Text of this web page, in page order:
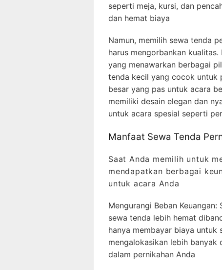
seperti meja, kursi, dan
dan hemat biaya
Namun, memilih sewa tenda
harus mengorbankan
yang menawarkan berbagai
tenda kecil yang cocok untuk
besar yang pas untuk acara
memiliki desain elegan dan
untuk acara spesial seperti
Manfaat Sewa Tenda
Saat Anda memilih untuk
mendapatkan berbagai
untuk acara Anda
Mengurangi Beban
sewa tenda lebih hemat
hanya membayar biaya untuk
mengalokasikan lebih banyak
dalam pernikahan Anda